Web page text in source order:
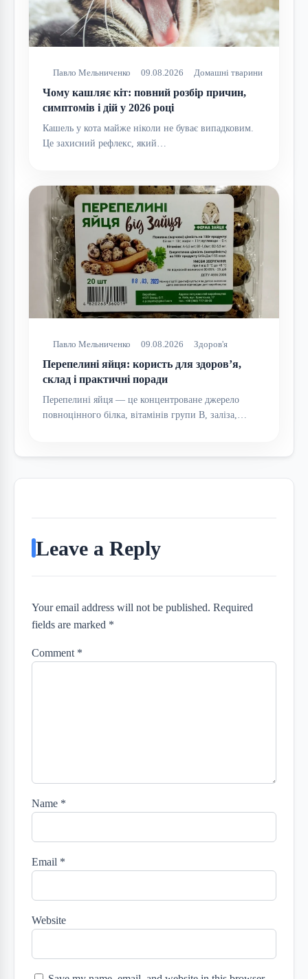
Павло Мельниченко 09.08.2026 Домашні тварини
Чому кашляє кіт: повний розбір причин,
симптомів і дій у 2026 році
Кашель у кота майже ніколи не буває випадковим.
Це захисний рефлекс, який…
Павло Мельниченко 09.08.2026 Здоров'я
Перепелині яйця: користь для здоров’я,
склад і практичні поради
Перепелині яйця — це концентроване джерело
повноцінного білка, вітамінів групи B, заліза,…
Leave a Reply
Your email address will not be published. Required
fields are marked *
Comment *
Name *
Email *
Website